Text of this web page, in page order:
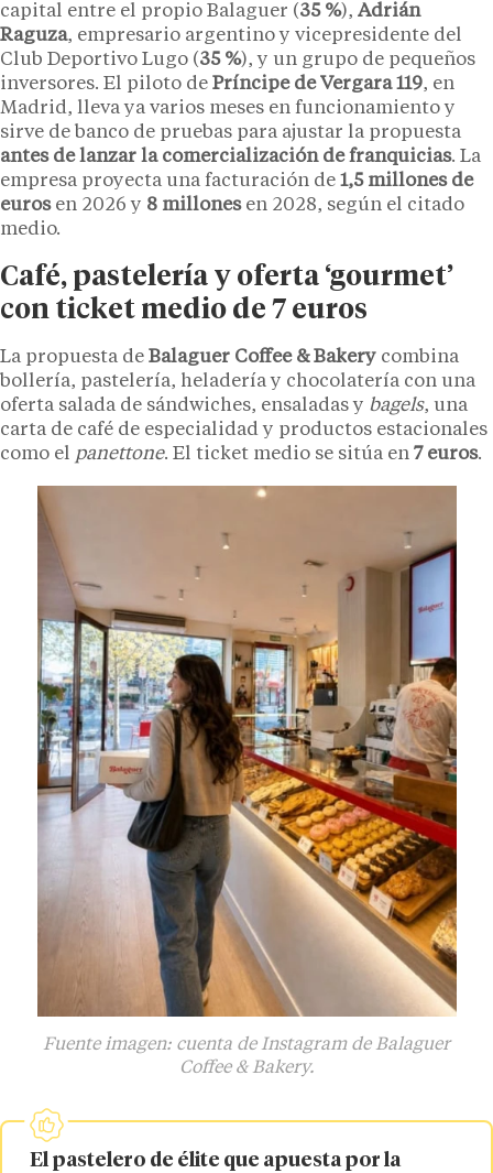
capital entre el propio Balaguer (35 %), Adrián
Raguza, empresario argentino y vicepresidente del
Club Deportivo Lugo (35 %), y un grupo de pequeños
inversores. El piloto de Príncipe de Vergara 119, en
Madrid, lleva ya varios meses en funcionamiento y
sirve de banco de pruebas para ajustar la propuesta
antes de lanzar la comercialización de franquicias. La
empresa proyecta una facturación de 1,5 millones de
eurosen 2026 y 8 millonesen 2028, según el citado
medio.
Café, pastelería y oferta ‘gourmet’
con ticket medio de 7 euros
La propuesta de Balaguer Coffee & Bakery combina
bollería, pastelería, heladería y chocolatería con una
oferta salada de sándwiches, ensaladas y bagels, una
carta de café de especialidad y productos estacionales
como el panettone. El ticket medio se sitúa en 7 euros.
Fuente imagen: cuenta de Instagram de Balaguer
Coffee & Bakery.
El pastelero de élite que apuesta por la